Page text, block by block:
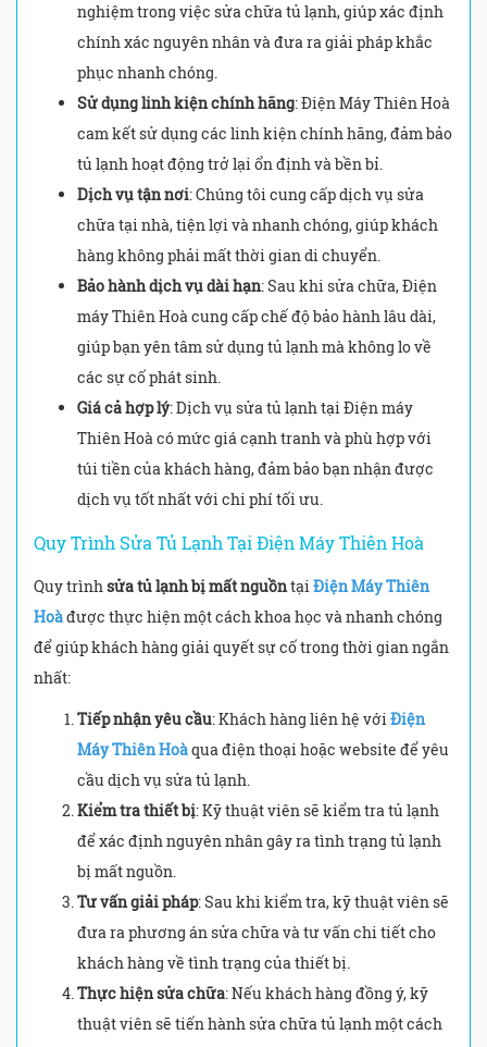
nghiệm trong việc sửa chữa tủ lạnh, giúp xác định
chính xác nguyên nhân và đưa ra giải pháp khắc
phục nhanh chóng.
Sử dụng linh kiện chính hãng: Điện Máy Thiên Hoà
cam kết sử dụng các linh kiện chính hãng, đảm bảo
tủ lạnh hoạt động trở lại ổn định và bền bỉ.
Dịch vụ tận nơi: Chúng tôi cung cấp dịch vụ sửa
chữa tại nhà, tiện lợi và nhanh chóng, giúp khách
hàng không phải mất thời gian di chuyển.
Bảo hành dịch vụ dài hạn: Sau khi sửa chữa, Điện
máy Thiên Hoà cung cấp chế độ bảo hành lâu dài,
giúp bạn yên tâm sử dụng tủ lạnh mà không lo về
các sự cố phát sinh.
Giá cả hợp lý: Dịch vụ sửa tủ lạnh tại Điện máy
Thiên Hoà có mức giá cạnh tranh và phù hợp với
túi tiền của khách hàng, đảm bảo bạn nhận được
dịch vụ tốt nhất với chi phí tối ưu.
Quy Trình Sửa Tủ Lạnh Tại Điện Máy Thiên Hoà
Quy trình sửa tủ lạnh bị mất nguồntạiĐiện Máy Thiên
Hoàđược thực hiện một cách khoa học và nhanh chóng
để giúp khách hàng giải quyết sự cố trong thời gian ngắn
nhất:
Tiếp nhận yêu cầu: Khách hàng liên hệ vớiĐiện
Máy Thiên Hoàqua điện thoại hoặc website để yêu
cầu dịch vụ sửa tủ lạnh.
Kiểm tra thiết bị: Kỹ thuật viên sẽ kiểm tra tủ lạnh
để xác định nguyên nhân gây ra tình trạng tủ lạnh
bị mất nguồn.
Tư vấn giải pháp: Sau khi kiểm tra, kỹ thuật viên sẽ
đưa ra phương án sửa chữa và tư vấn chi tiết cho
khách hàng về tình trạng của thiết bị.
Thực hiện sửa chữa: Nếu khách hàng đồng ý, kỹ
thuật viên sẽ tiến hành sửa chữa tủ lạnh một cách